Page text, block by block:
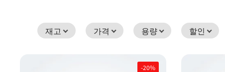
재고 가격 용량 할인
-20%